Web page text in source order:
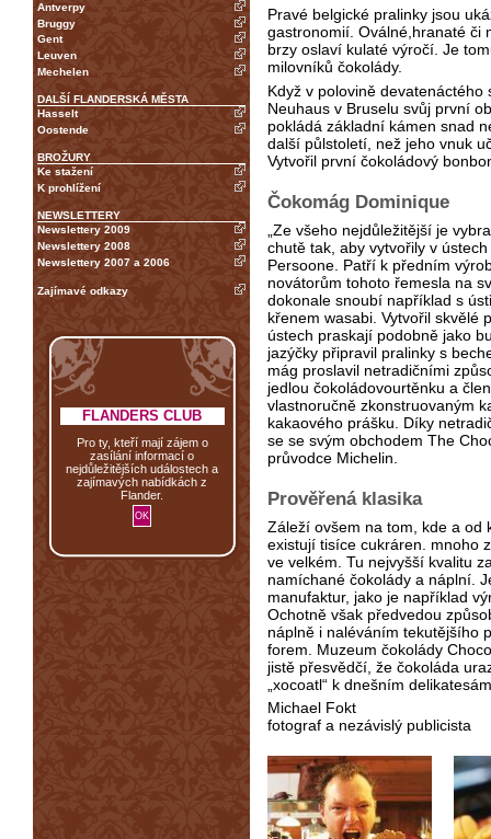
Antverpy
Bruggy
Gent
Leuven
Mechelen
DALŠÍ FLANDERSKÁ MĚSTA
Hasselt
Oostende
BROŽURY
Ke stažení
K prohlížení
NEWSLETTERY
Newslettery 2009
Newslettery 2008
Newslettery 2007 a 2006
Zajímavé odkazy
FLANDERS CLUB
Pro ty, kteří mají zájem o
zasílání informací o
nejdůležitějších událostech a
zajímavých nabídkách z
Flander.
Pravé belgické pralinky jsou
gastronomií. Oválné,hranaté či
brzy oslaví kulaté výročí. Je
milovníků čokolády.
Když v polovině
Neuhaus v Bruselu svůj první
pokládá základní kámen snad
další půlstoletí, než jeho vnuk
Vytvořil první čokoládový
Čokomág Dominique
„Ze všeho nejdůležitější je
chutě tak, aby vytvořily v
Persoone. Patří k předním
novátorům tohoto řemesla na
dokonale snoubí například s
křenem wasabi. Vytvořil skvělé
ústech praskají podobně jako
jazýčky připravil pralinky s
mág proslavil netradičními
jedlou čokoládovourtěnku a
vlastnoručně zkonstruovaným
kakaového prášku. Díky
se se svým obchodem The
průvodce Michelin.
Prověřená klasika
Záleží ovšem na tom, kde a od
existují tisíce cukráren. mnoho
ve velkém. Tu nejvyšší kvalitu
namíchané čokolády a náplní.
manufaktur, jako je například
Ochotně však předvedou
náplně i naléváním tekutějšího
forem. Muzeum čokolády
jistě přesvědčí, že čokoláda
„xocoatl“ k dnešním
Michael Fokt
fotograf a nezávislý publicista